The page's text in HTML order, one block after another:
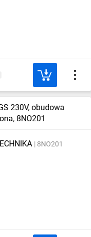
230V, obudowa
8NO201
8NO201